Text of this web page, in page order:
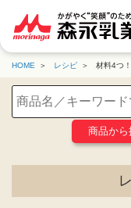
HOME レシピ 材料4つ
商品から